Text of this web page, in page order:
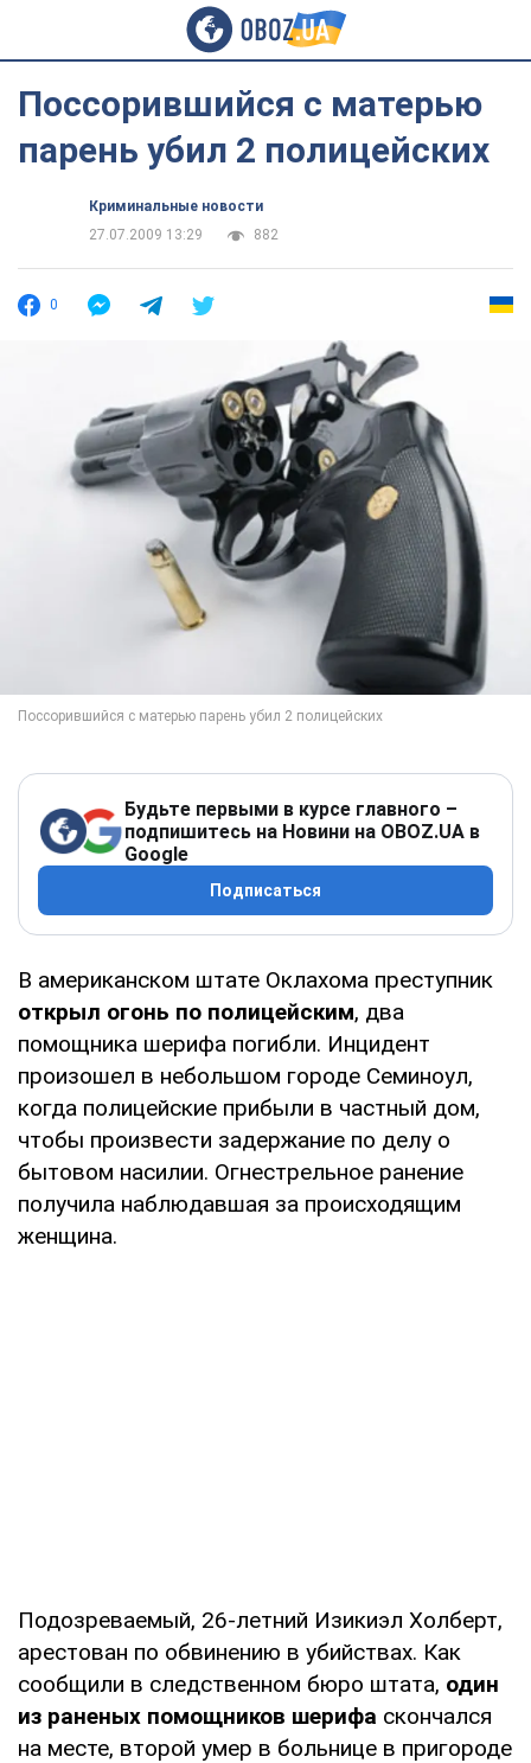
Поссорившийся с матерью
парень убил 2 полицейских
Криминальные новости
27.07.2009 13:29
882
0
Будьте первыми в курсе главного –
подпишитесь на Новини на OBOZ.UA в
Google
Подписаться
В американском штате Оклахома преступник
открыл огонь по полицейским, два
помощника шерифа погибли. Инцидент
произошел в небольшом городе Семиноул,
когда полицейские прибыли в частный дом,
чтобы произвести задержание по делу о
бытовом насилии. Огнестрельное ранение
получила наблюдавшая за происходящим
женщина.
Подозреваемый, 26-летний Изикиэл Холберт,
арестован по обвинению в убийствах. Как
сообщили в следственном бюро штата, один
из раненых помощников шерифа скончался
на месте, второй умер в больнице в пригороде